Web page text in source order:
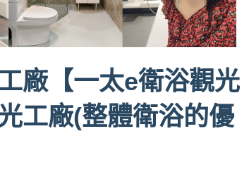
廠【一太e衛浴觀光
工廠(整體衛浴的優